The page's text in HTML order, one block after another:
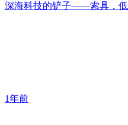
深海科技的铲子——索具，低
1年前